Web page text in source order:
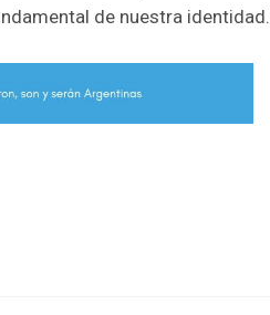
de nuestra identidad.